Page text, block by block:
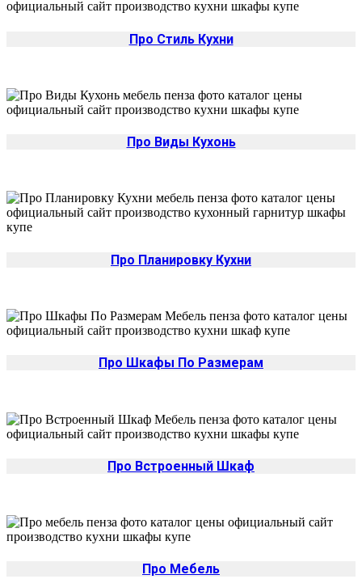
Про Стиль Кухни
Про Виды Кухонь
Про Планировку Кухни
Про Шкафы По Размерам
Про Встроенный Шкаф
Про Мебель